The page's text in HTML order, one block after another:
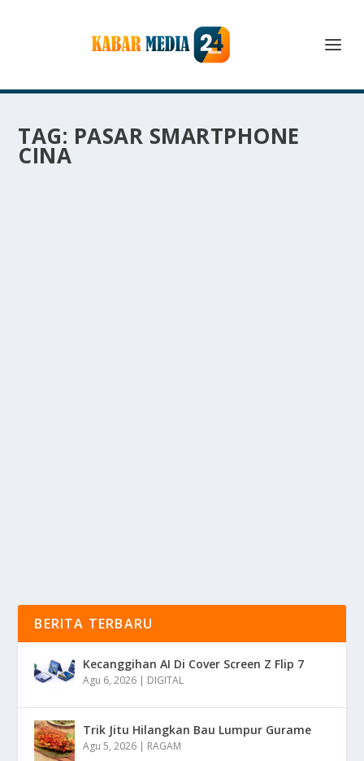
TAG: PASAR SMARTPHONE
CINA
BERITA TERBARU
Kecanggihan AI Di Cover Screen Z Flip 7
Agu 6, 2026 | DIGITAL
Trik Jitu Hilangkan Bau Lumpur Gurame
Agu 5, 2026 | RAGAM